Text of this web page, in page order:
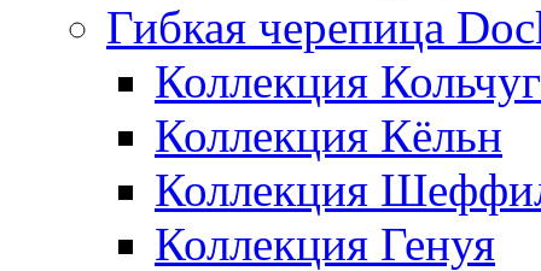
Гибкая черепица
Коллекция
Коллекция Кёльн
Коллекция
Коллекция Генуя